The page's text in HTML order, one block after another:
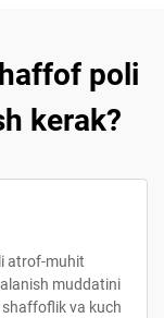
poli
kerak?
atrof-muhit
muddatini
va kuch